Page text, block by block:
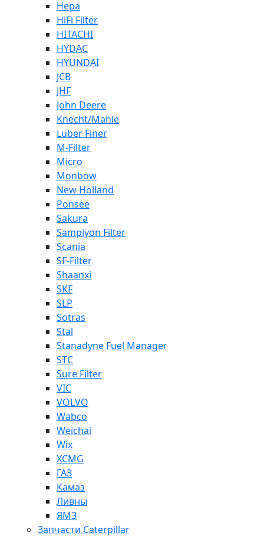
Hepa
HiFi Filter
HITACHI
HYDAC
HYUNDAI
JCB
JHF
John Deere
Knecht/Mahle
Luber Finer
M-Filter
Micro
Monbow
New Holland
Ponsee
Sakura
Sampiyon Filter
Scania
SF-Filter
Shaanxi
SKF
SLP
Sotras
Stal
Stanadyne Fuel Manager
STC
Sure Filter
VIC
VOLVO
Wabco
Weichai
Wix
XCMG
ГАЗ
Камаз
Ливны
ЯМЗ
Запчасти Caterpillar